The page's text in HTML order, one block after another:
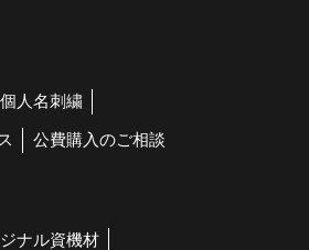
人名刺繍
公費購入のご相談
ナル資機材